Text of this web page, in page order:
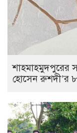
শাহমাহমুদপুরের
হোসেন রুশদী’র